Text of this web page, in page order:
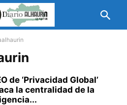
de ‘Privacidad Global’
la centralidad de la